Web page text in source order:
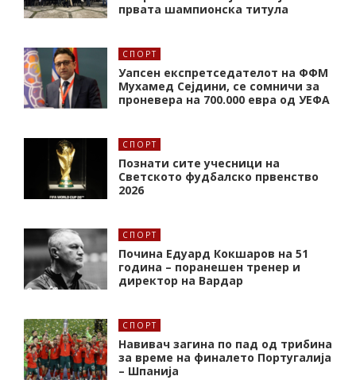
првата шампионска титула
СПОРТ
Уапсен експретседателот на ФФМ
Мухамед Сејдини, се сомничи за
проневера на 700.000 евра од УЕФА
СПОРТ
Познати сите учесници на
Светското фудбалско првенство
2026
СПОРТ
Почина Едуард Кокшаров на 51
година – поранешен тренер и
директор на Вардар
СПОРТ
Навивач загина по пад од трибина
за време на финалето Португалија
– Шпанија